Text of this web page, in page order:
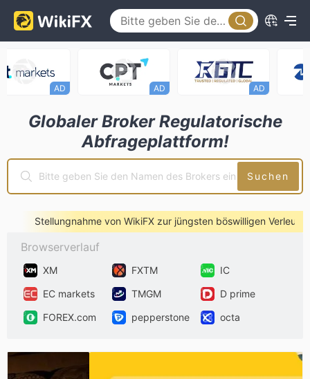
Globaler Broker Regulatorische
Abfrageplattform!
Suchen
Stellungnahme von WikiFX zur jüngsten böswilligen
Browserverlauf
XM FXTM
IC
EC markets
TMGM
D prime
FOREX.com
pepperstone
octa